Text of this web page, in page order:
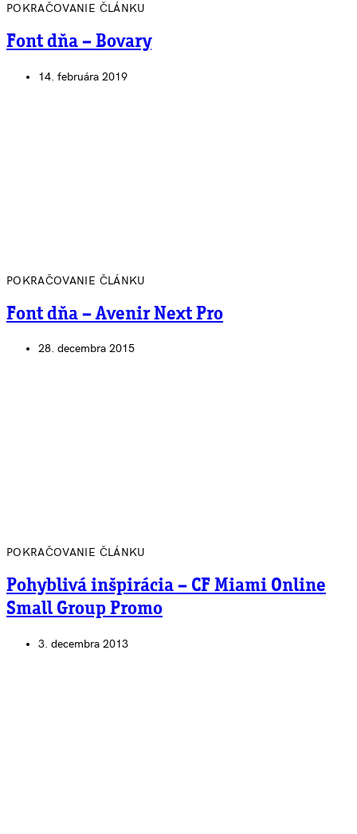
POKRAČOVANIE ČLÁNKU
Font dňa – Bovary
14. februára 2019
POKRAČOVANIE ČLÁNKU
Font dňa – Avenir Next Pro
28. decembra 2015
POKRAČOVANIE ČLÁNKU
Pohyblivá inšpirácia – CF Miami Online
Small Group Promo
3. decembra 2013